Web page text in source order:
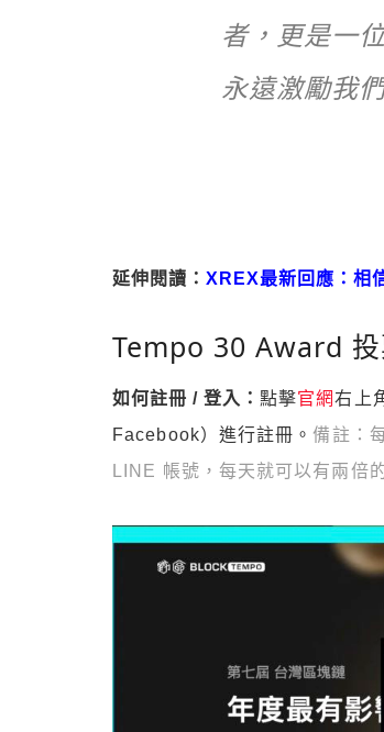
者，更是一
永遠激勵我
延伸閱讀： XREX最新回應：相
Tempo 30 Award
如何註冊 / 登入： 點擊官網右上
Facebook）進行註冊。 備註：
LINE 帳號，每天就可以有兩倍